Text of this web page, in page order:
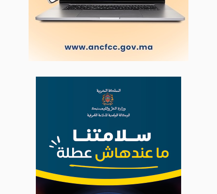
Copyright © 2022 Groupe de presse Arrissala
Ce site utilise Google Analytics. En continuant à naviguer, vous nous
autorisez à déposer un cookie à des fins de mesure d'audience